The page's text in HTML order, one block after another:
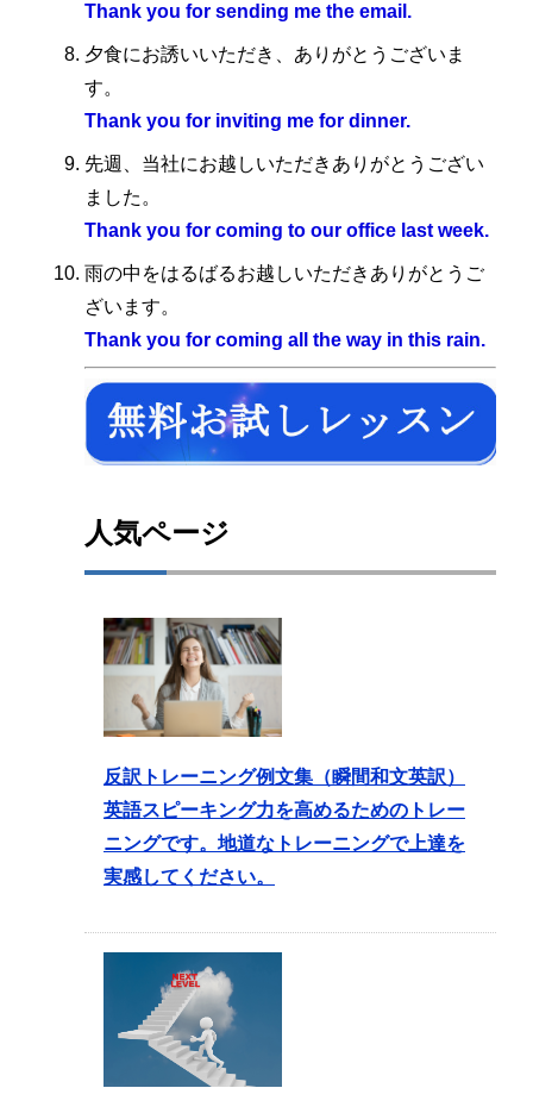
Thank you for sending me the email.
夕食にお誘いいただき、ありがとうございま
す。
Thank you for inviting me for dinner.
先週、当社にお越しいただきありがとうござい
ました。
Thank you for coming to our office last week.
雨の中をはるばるお越しいただきありがとうご
ざいます。
Thank you for coming all the way in this rain.
人気ページ
反訳トレーニング例文集（瞬間和文英訳）
英語スピーキング力を高めるためのトレー
ニングです。地道なトレーニングで上達を
実感してください。